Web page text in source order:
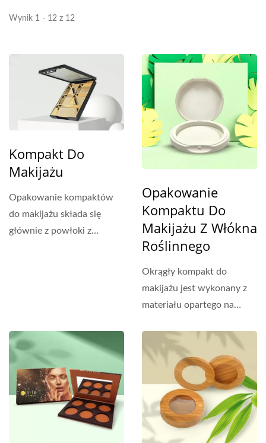
Wynik 1 - 12 z 12
Kompakt Do
Makijażu
Opakowanie kompaktów
do makijażu składa się
głównie z powłoki z
Opakowanie
Kompaktu Do
Makijażu Z Włókna
Roślinnego
Okrągły kompakt do
makijażu jest wykonany z
materiału opartego na